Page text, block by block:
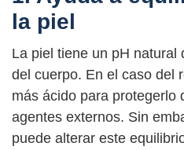
la piel
La piel tiene un pH natural
del cuerpo. En el caso del
más ácido para protegerlo
agentes externos. Sin
puede alterar este